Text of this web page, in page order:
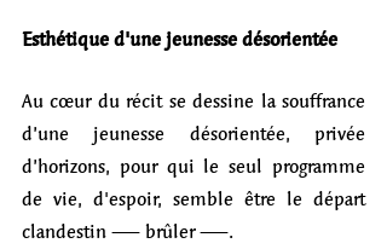
Esthétique d'une jeunesse désorientée
Au cœur du récit se dessine la souffrance
d’une jeunesse désorientée, privée
d’horizons, pour qui le seul programme
de vie, d'espoir, semble être le départ
clandestin — brûler —.